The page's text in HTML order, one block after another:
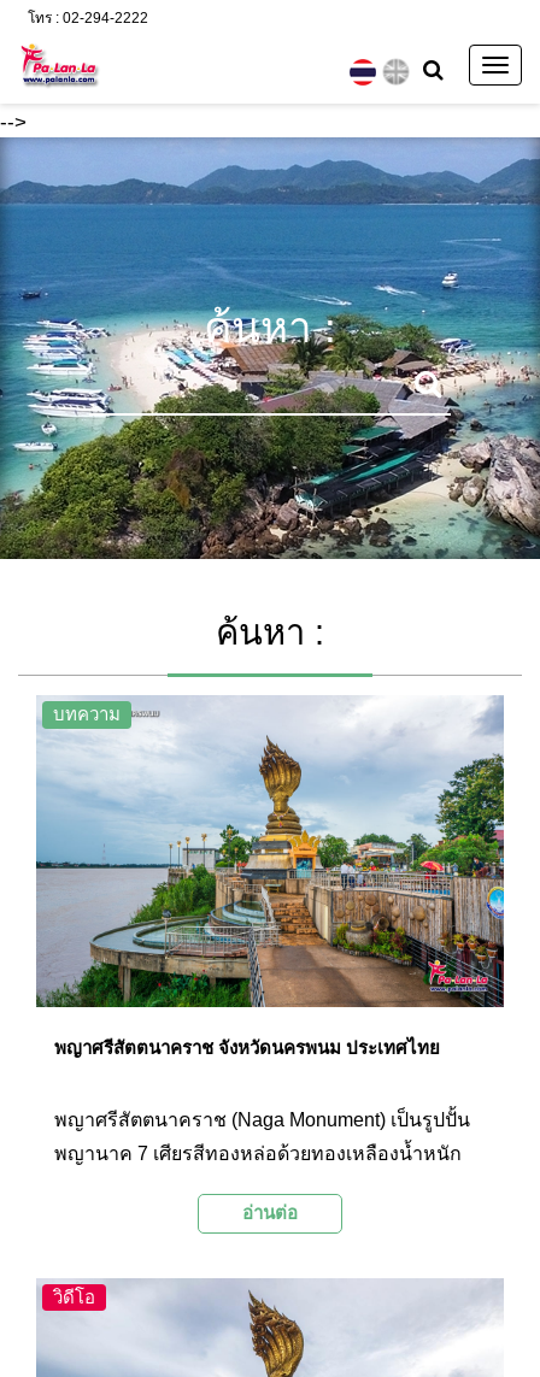
-->
โทร : 02-294-2222
ค้นหา :
ค้นหา :
บทความ
พญาศรีสัตตนาคราช จังหวัดนครพนม ประเทศไทย
พญาศรีสัตตนาคราช (Naga Monument) เป็นรูปปั้น
พญานาค 7 เศียรสีทองหล่อด้วยทองเหลืองน้ำหนัก
เมตร ประดิษฐานอย่างโดดเด่นสง่างามเหนือริมฝั่ง
แม่น้ำโขง แสดงถึงความเชื่อและความศรัทธาของ
ประชาชนที่มีต่อเทพเจ้าแห่งลุ่มน้ำโขง และนับเป็น
รูปปั้นพญานาคทองเหลืองที่ใหญ่ที่สุดในภาคตะวัน
อ่านต่อ
วิดีโอ